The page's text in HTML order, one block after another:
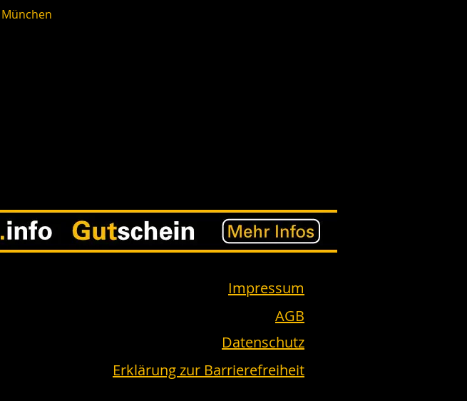
München
Impressum
AGB
Datenschutz
Erklärung zur Barrierefreiheit